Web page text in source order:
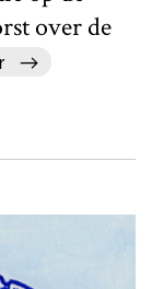
over de